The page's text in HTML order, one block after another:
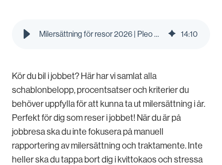
Milersättning för resor 2026 | Pleo Blog 14:10
Kör du bil i jobbet? Här har vi samlat alla
schablonbelopp, procentsatser och kriterier du
behöver uppfylla för att kunna ta ut milersättning i år.
Perfekt för dig som reser i jobbet! När du är på
jobbresa ska du inte fokusera på manuell
rapportering av milersättning och traktamente. Inte
heller ska du tappa bort dig i kvittokaos och stressa